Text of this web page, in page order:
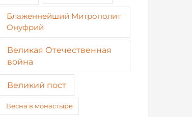
Блаженнейший Митрополит
Онуфрий
Великая Отечественная
война
Великий пост
Весна в монастыре